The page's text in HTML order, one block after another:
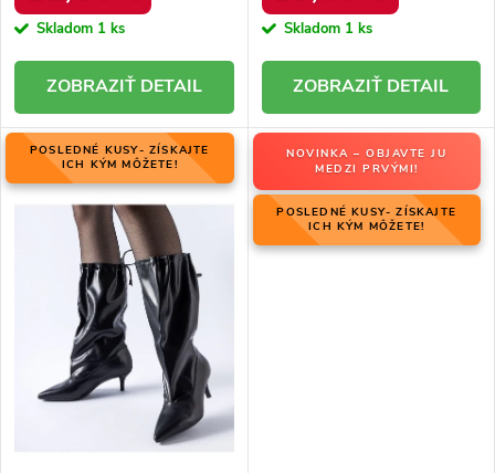
Skladom 1 ks
DETAIL
Skladom 1 ks
DETAIL
POSLEDNÉ KUSY- ZÍSKAJTE
ICH KÝM MÔŽETE!
NOVINKA – OBJAVTE JU
MEDZI PRVÝMI!
POSLEDNÉ KUSY- ZÍSKAJTE
ICH KÝM MÔŽETE!